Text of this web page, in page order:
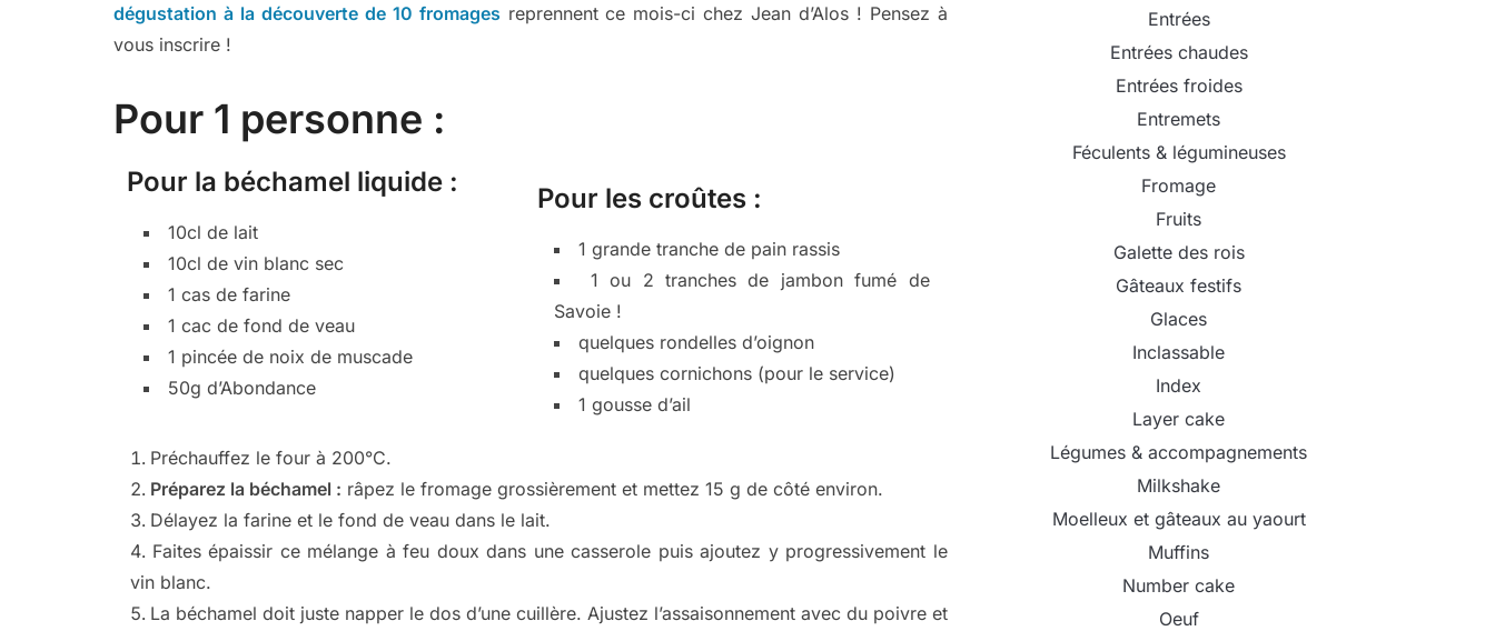
dégustation à la découverte de 10 fromages reprennent ce mois-ci chez Jean d’Alos ! Pensez à
vous inscrire !
Pour 1 personne :
Pour la béchamel liquide :
10cl de lait
10cl de vin blanc sec
1 cas de farine
1 cac de fond de veau
1 pincée de noix de muscade
50g d’Abondance
Pour les croûtes :
1 grande tranche de pain rassis
1 ou 2 tranches de jambon fumé de
Savoie !
quelques rondelles d’oignon
quelques cornichons (pour le service)
1 gousse d’ail
Préchauffez le four à 200°C.
Préparez la béchamel : râpez le fromage grossièrement et mettez 15 g de côté environ.
Délayez la farine et le fond de veau dans le lait.
Faites épaissir ce mélange à feu doux dans une casserole puis ajoutez y progressivement le
vin blanc.
La béchamel doit juste napper le dos d’une cuillère. Ajustez l’assaisonnement avec du poivre et
Entrées
Entrées chaudes
Entrées froides
Entremets
Féculents & légumineuses
Fromage
Fruits
Galette des rois
Gâteaux festifs
Glaces
Inclassable
Index
Layer cake
Légumes & accompagnements
Milkshake
Moelleux et gâteaux au yaourt
Muffins
Number cake
Oeuf